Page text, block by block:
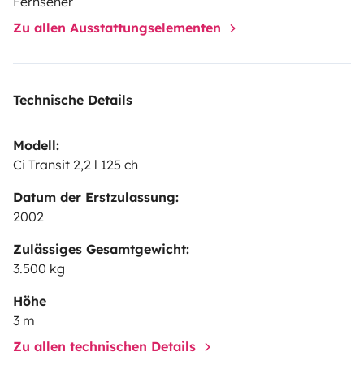
Zu allen Ausstattungselementen
Technische Details
Modell:
Ci Transit 2,2 l 125 ch
Datum der Erstzulassung:
2002
Zulässiges Gesamtgewicht:
3.500 kg
Höhe
3 m
Zu allen technischen Details